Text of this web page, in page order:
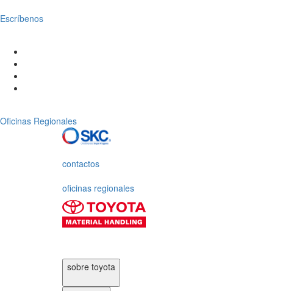
Escríbenos
Oficinas Regionales
contactos
oficinas regionales
sobre toyota